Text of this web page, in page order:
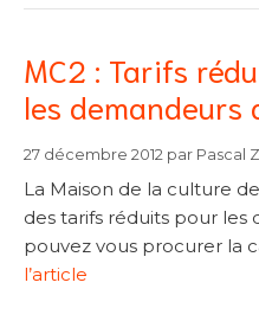
MC2 : Tarifs
les demandeurs
27 décembre 2012 par Pascal
La Maison de la culture
des tarifs réduits pour les
pouvez vous procurer la
l’article